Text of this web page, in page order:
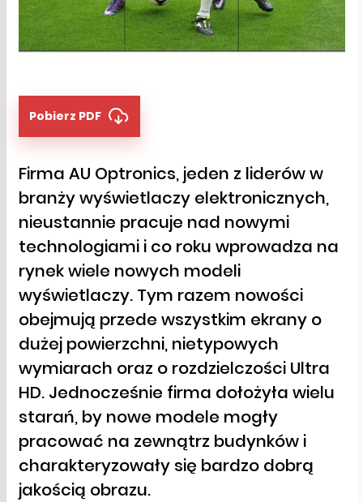
Pobierz PDF
Firma AU Optronics, jeden z liderów w
branży wyświetlaczy elektronicznych,
nieustannie pracuje nad nowymi
technologiami i co roku wprowadza na
rynek wiele nowych modeli
wyświetlaczy. Tym razem nowości
obejmują przede wszystkim ekrany o
dużej powierzchni, nietypowych
wymiarach oraz o rozdzielczości Ultra
HD. Jednocześnie firma dołożyła wielu
starań, by nowe modele mogły
pracować na zewnątrz budynków i
charakteryzowały się bardzo dobrą
jakością obrazu.